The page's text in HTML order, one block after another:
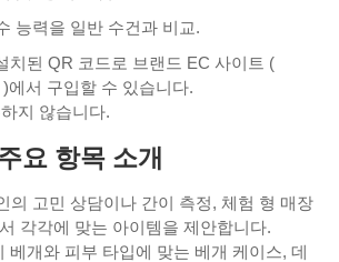
능력을 일반 수건과 비교.
치된 QR 코드로 브랜드 EC 사이트 (
)에서 구입할 수 있습니다.
지 않습니다.
요 항목 소개
의 고민 상담이나 간이 측정, 체험 형 매장
각각에 맞는 아이템을 제안합니다.
베개와 피부 타입에 맞는 베개 케이스, 데